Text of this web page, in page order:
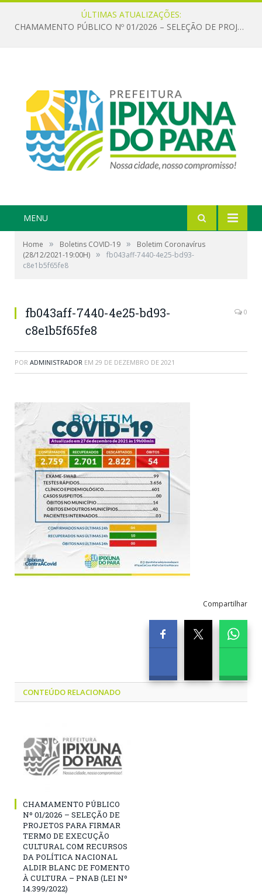
ÚLTIMAS ATUALIZAÇÕES:
CHAMAMENTO PÚBLICO Nº 01/2026 – SELEÇÃO DE PROJETOS PARA FIRMAR TERMO DE EXECUÇÃO CULTURAL COM RECURSOS DA POLÍTICA NACIONAL ALDIR BLANC DE FOMENTO À CULTURA – PNAB (LEI Nº 14.399/2022)
MENU
Home » Boletins COVID-19 »
Boletim Coronavírus
(28/12/2021-19:00H) »
fb043aff-7440-4e25-bd93-
c8e1b5f65fe8
fb043aff-7440-4e25-bd93-
c8e1b5f65fe8
0
POR ADMINISTRADOR EM 29 DE DEZEMBRO DE 2021
Compartilhar
CONTEÚDO RELACIONADO
CHAMAMENTO PÚBLICO
Nº 01/2026 – SELEÇÃO DE
PROJETOS PARA FIRMAR
TERMO DE EXECUÇÃO
CULTURAL COM RECURSOS
DA POLÍTICA NACIONAL
ALDIR BLANC DE FOMENTO
À CULTURA – PNAB (LEI Nº
14.399/2022)